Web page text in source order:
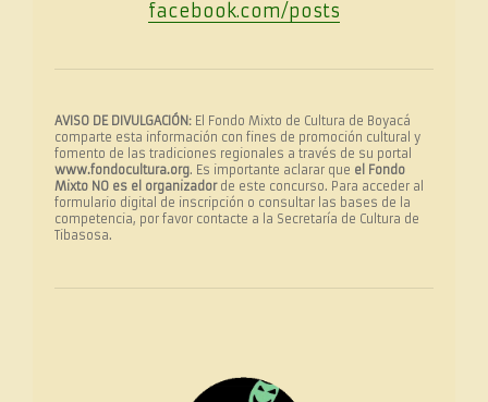
facebook.com/posts
AVISO DE DIVULGACIÓN: El Fondo Mixto de Cultura de Boyacá
comparte esta información con fines de promoción cultural y
fomento de las tradiciones regionales a través de su portal
www.fondocultura.org. Es importante aclarar que el Fondo
Mixto NO es el organizadorde este concurso. Para acceder al
formulario digital de inscripción o consultar las bases de la
competencia, por favor contacte a la Secretaría de Cultura de
Tibasosa.